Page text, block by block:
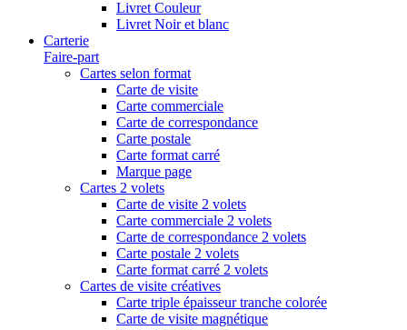
Livret Couleur
Livret Noir et blanc
Carterie
Faire-part
Cartes selon format
Carte de visite
Carte commerciale
Carte de correspondance
Carte postale
Carte format carré
Marque page
Cartes 2 volets
Carte de visite 2 volets
Carte commerciale 2 volets
Carte de correspondance 2 volets
Carte postale 2 volets
Carte format carré 2 volets
Cartes de visite créatives
Carte triple épaisseur tranche colorée
Carte de visite magnétique